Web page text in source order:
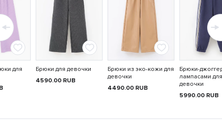
для
Брюки для девочки
4590.00 RUB
Брюки из эко-кожи для
девочки
4490.00 RUB
Брюки-
лампасами для
девочки
5990.00 RUB